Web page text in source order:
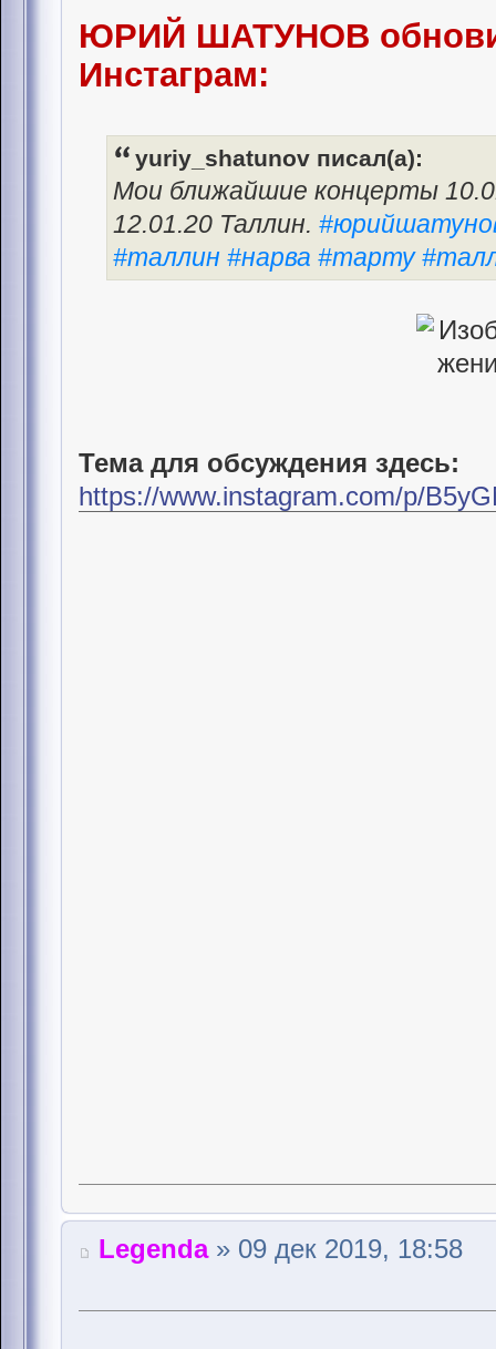
ЮРИЙ ШАТУНОВ
Инстаграм:
yuriy_shatunov писал(а):
Мои ближайшие концерты
12.01.20 Таллин.
#таллин #нарва #тарту
Тема для обсуждения здесь:
https://www.instagram.com/p/
Legenda» 09 дек 2019, 18:58